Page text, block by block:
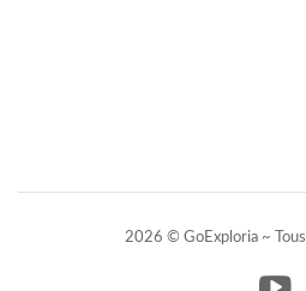
2026 © GoExploria ~